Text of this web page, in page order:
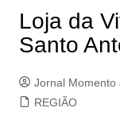
Loja da
Santo
Jornal Momento
REGIÃO